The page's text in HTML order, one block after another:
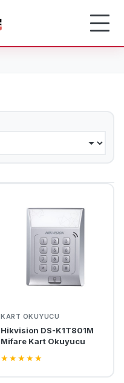
KART OKUYUCU
Hikvision DS-K1T801M
Mifare Kart Okuyucu
★★★★★